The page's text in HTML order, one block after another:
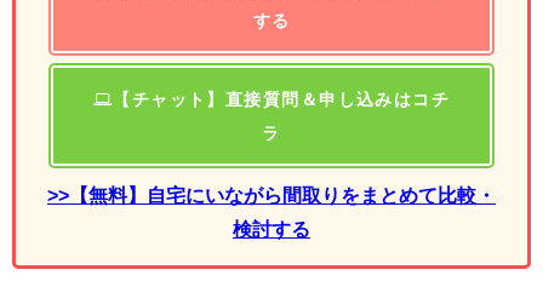
する
【チャット】直接質問＆申し込みはコチ
ラ
>>【無料】自宅にいながら間取りをまとめて比較・
検討する